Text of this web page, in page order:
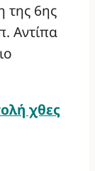
της 6ης
Αντίπα
χθες